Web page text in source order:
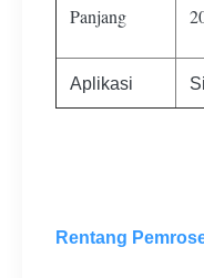
Panjang
Aplikasi
Rentang